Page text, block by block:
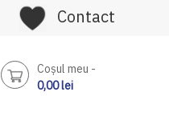
Contact
Coşul meu
0,00 lei